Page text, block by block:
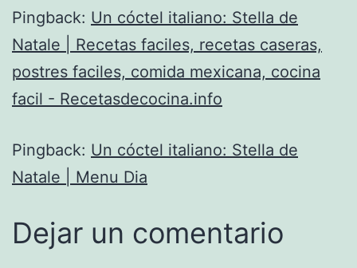
Pingback: Un cóctel italiano: Stella de
Natale | Recetas faciles, recetas caseras,
postres faciles, comida mexicana, cocina
facil - Recetasdecocina.info
Pingback: Un cóctel italiano: Stella de
Natale | Menu Dia
Dejar un comentario